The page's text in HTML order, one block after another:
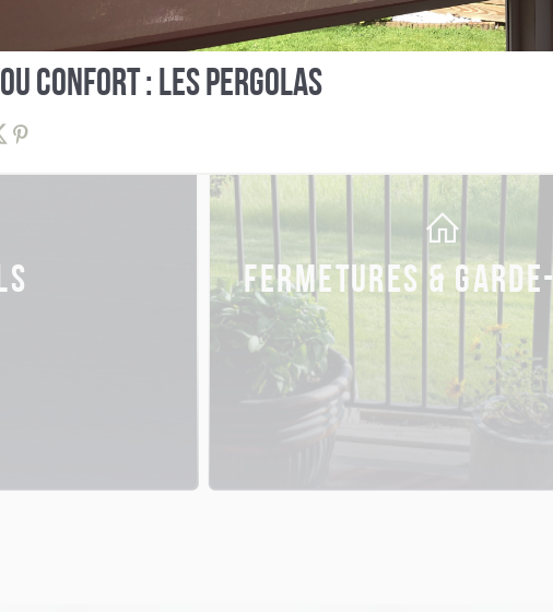
FERMETURES &
CONFORT : LES PERGOLAS